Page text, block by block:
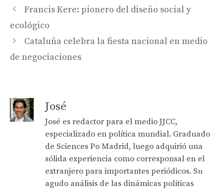
Francis Kere: pionero del diseño social y
ecológico
Cataluña celebra la fiesta nacional en medio
de negociaciones
José
José es redactor para el medio JJCC,
especializado en política mundial. Graduado
de Sciences Po Madrid, luego adquirió una
sólida experiencia como corresponsal en el
extranjero para importantes periódicos. Su
agudo análisis de las dinámicas políticas